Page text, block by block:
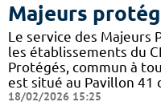
Majeurs
Le service des Majeurs
les établissements du
Protégés, commun à
est situé au Pavillon 41
18/02/2026 15:25